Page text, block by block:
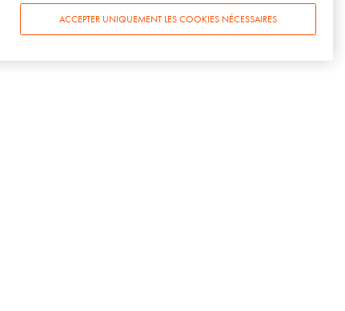
ACCEPTER UNIQUEMENT LES COOKIES NÉCESSAIRES